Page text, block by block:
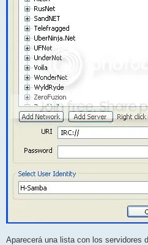
Aparecerá una lista con los servidores